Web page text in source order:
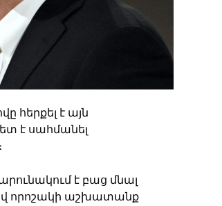
հերքել է այն
է սահմանել
է բաց մնալ
որոշակի աշխատանք